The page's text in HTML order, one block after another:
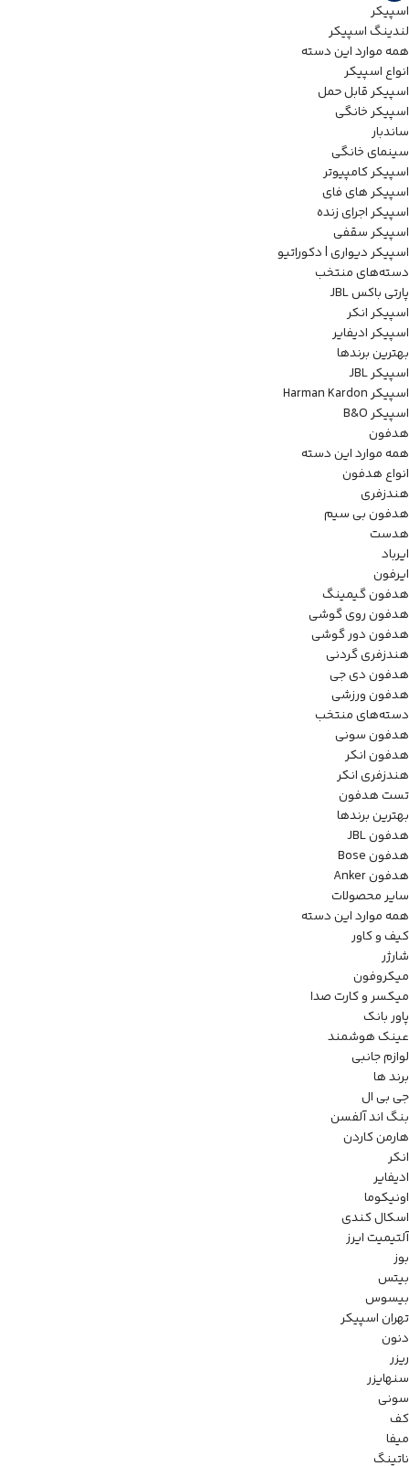
اسپیکر
لندینگ اسپیکر
همه موارد این دسته
انواع اسپیکر
اسپیکر قابل حمل
اسپیکر خانگی
ساندبار
سینمای خانگی
اسپیکر کامپیوتر
اسپیکر های فای
اسپیکر اجرای زنده
اسپیکر سقفی
اسپیکر دیواری | دکوراتیو
دسته‌های منتخب
پارتی باکس JBL
اسپیکر انکر
اسپیکر ادیفایر
بهترین برندها
اسپیکر JBL
اسپیکر Harman Kardon
اسپیکر B&O
هدفون
همه موارد این دسته
انواع هدفون
هندزفری
هدفون بی سیم
هدست
ایرباد
ایرفون
هدفون گیمینگ
هدفون روی گوشی
هدفون دور گوشی
هندزفری گردنی
هدفون دی جی
هدفون ورزشی
دسته‌های منتخب
هدفون سونی
هدفون انکر
هندزفری انکر
تست هدفون
بهترین برندها
هدفون JBL
هدفون Bose
هدفون Anker
سایر محصولات
همه موارد این دسته
کیف و کاور
شارژر
میکروفون
میکسر و کارت صدا
پاور بانک
عینک هوشمند
لوازم جانبی
برند ها
جی بی ال
بنگ اند آلفسن
هارمن کاردن
انکر
ادیفایر
اونیکوما
اسکال کندی
آلتیمیت ایرز
بوز
بیتس
بیسوس
تهران اسپیکر
دنون
ریزر
سنهایزر
سونی
کف
میفا
ناتینگ